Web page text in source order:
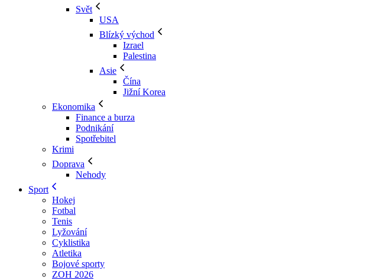
Svět
USA
Blízký východ
Izrael
Palestina
Asie
Čína
Jižní Korea
Ekonomika
Finance a burza
Podnikání
Spotřebitel
Krimi
Doprava
Nehody
Sport
Hokej
Fotbal
Tenis
Lyžování
Cyklistika
Atletika
Bojové sporty
ZOH 2026